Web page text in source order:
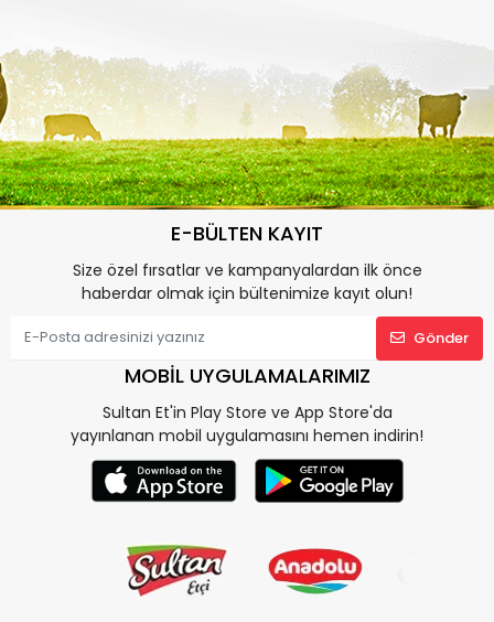
E-BÜLTEN KAYIT
Size özel fırsatlar ve kampanyalardan ilk önce
haberdar olmak için bültenimize kayıt olun!
Gönder
MOBİL UYGULAMALARIMIZ
Sultan Et'in Play Store ve App Store'da
yayınlanan mobil uygulamasını hemen indirin!